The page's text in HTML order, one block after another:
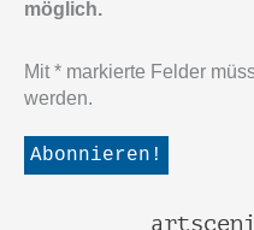
möglich.
Mit * markierte Felder
werden.